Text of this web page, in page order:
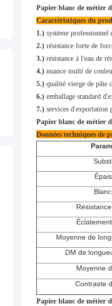
Papier blanc de métier
Caractéristiques du
1.) système
2.) résistance forte de
3.) résistance à l'eau de
4.) nuance multi de
5.) qualité vierge de pâte
6.) emballage standard
7.) services d'exportation
Papier blanc de métier
Données techniques de
Moyenne de
DM de
Moyenne
Contraste
Papier blanc de métier